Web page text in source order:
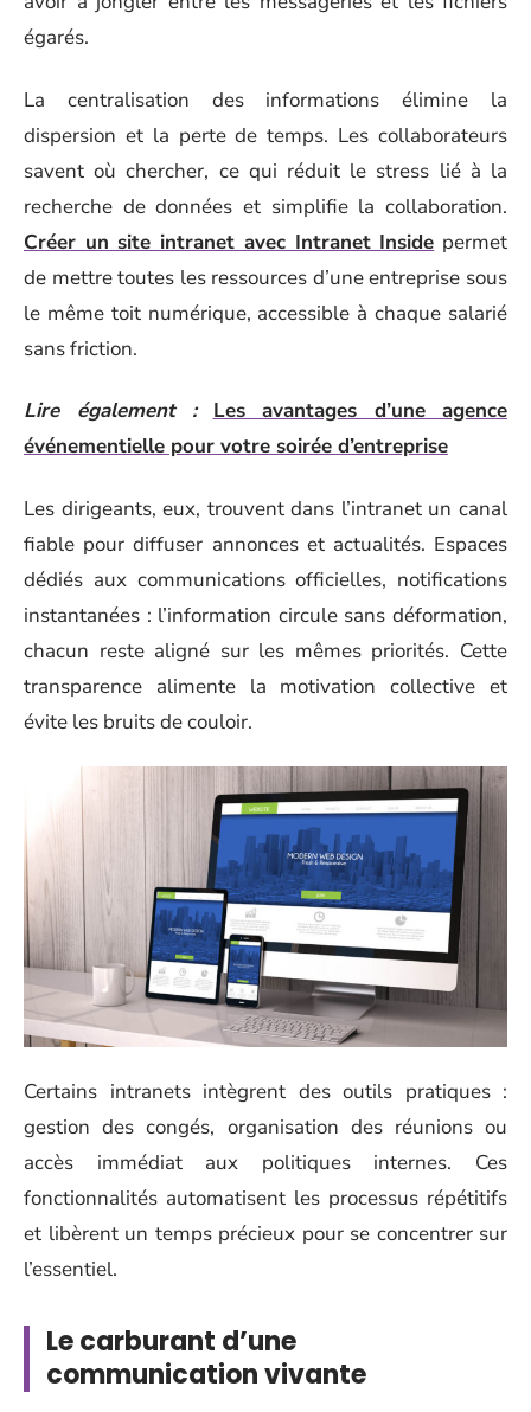
égarés.
La centralisation des informations élimine la
dispersion et la perte de temps. Les collaborateurs
savent où chercher, ce qui réduit le stress lié à la
recherche de données et simplifie la collaboration.
Créer un site intranet avec Intranet Inside permet
de mettre toutes les ressources d’une entreprise sous
le même toit numérique, accessible à chaque salarié
sans friction.
Lire également :
Les avantages d’une agence
événementielle pour votre soirée d’entreprise
Les dirigeants, eux, trouvent dans l’intranet un canal
fiable pour diffuser annonces et actualités. Espaces
dédiés aux communications officielles, notifications
instantanées : l’information circule sans déformation,
chacun reste aligné sur les mêmes priorités. Cette
transparence alimente la motivation collective et
évite les bruits de couloir.
Certains intranets intègrent des outils pratiques :
gestion des congés, organisation des réunions ou
accès immédiat aux politiques internes. Ces
fonctionnalités automatisent les processus répétitifs
et libèrent un temps précieux pour se concentrer sur
l’essentiel.
Le carburant d’une
communication vivante